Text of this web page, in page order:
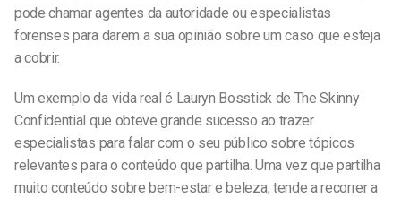
pode chamar agentes da autoridade ou especialistas
forenses para darem a sua opinião sobre um caso que esteja
a cobrir.
Um exemplo da vida real é Lauryn Bosstick de The Skinny
Confidential que obteve grande sucesso ao trazer
especialistas para falar com o seu público sobre tópicos
relevantes para o conteúdo que partilha. Uma vez que partilha
muito conteúdo sobre bem-estar e beleza, tende a recorrer a